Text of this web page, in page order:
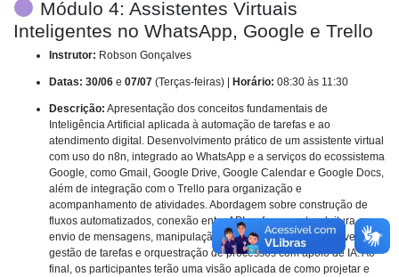
Módulo 4: Assistentes Virtuais
Inteligentes no WhatsApp, Google e Trello
Instrutor: Robson Gonçalves
Datas: 30/06 e 07/07 (Terças-feiras) | Horário: 08:30 às 11:30
Descrição: Apresentação dos conceitos fundamentais de
Inteligência Artificial aplicada à automação de tarefas e ao
atendimento digital. Desenvolvimento prático de um assistente virtual
com uso do n8n, integrado ao WhatsApp e a serviços do ecossistema
Google, como Gmail, Google Drive, Google Calendar e Google Docs,
além de integração com o Trello para organização e
acompanhamento de atividades. Abordagem sobre construção de
fluxos automatizados, conexão entre APIs e ferramentas, leitura e
envio de mensagens, manipulação de arquivos, criação de eventos,
gestão de tarefas e orquestração de processos com apoio de IA. Ao
final, os participantes terão uma visão aplicada de como projetar e